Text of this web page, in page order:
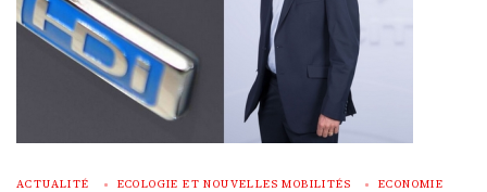
ACTUALITÉ ECOLOGIE ET NOUVELLES MOBILITÉS ECONOMIE